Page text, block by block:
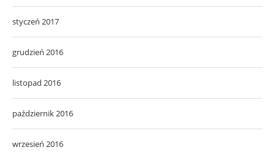
styczeń 2017
grudzień 2016
listopad 2016
październik 2016
wrzesień 2016